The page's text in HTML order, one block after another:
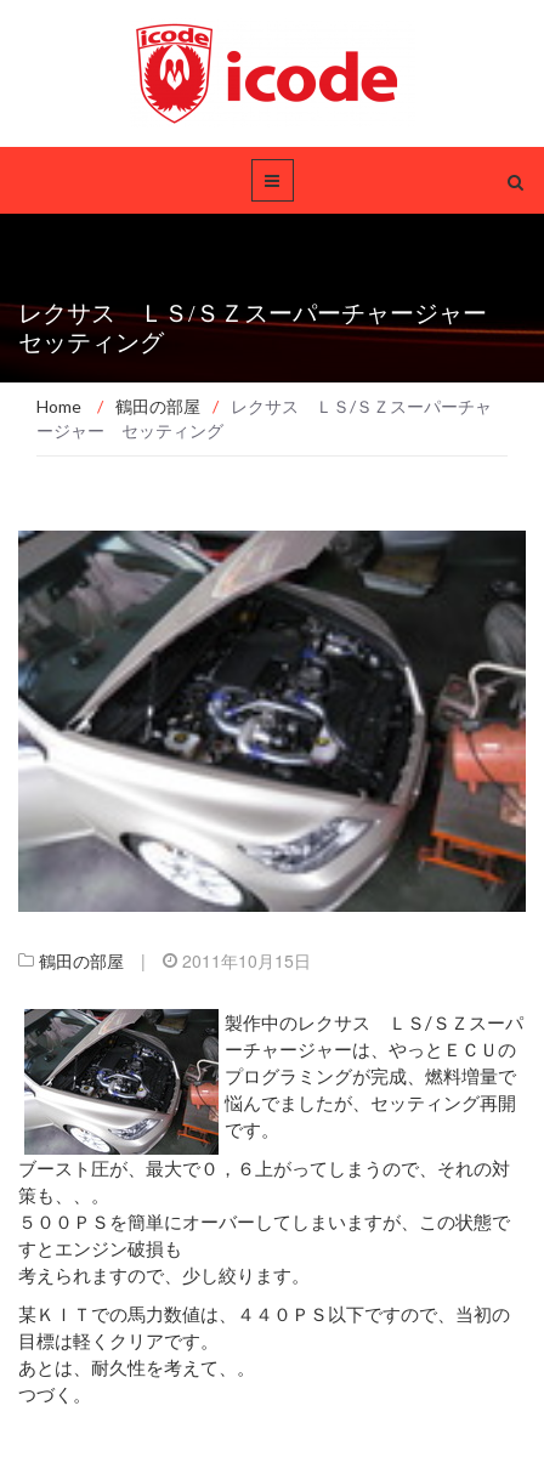
レクサス ＬＳ/ＳＺスーパーチャージャー
セッティング
Home / 鶴田の部屋 /
レクサス ＬＳ/ＳＺスーパーチャ
ージャー セッティング
鶴田の部屋 | 2011年10月15日
製作中のレクサス ＬＳ/ＳＺスーパ
ーチャージャーは、やっとＥＣＵの
プログラミングが完成、燃料増量で
悩んでましたが、セッティング再開
です。
ブースト圧が、最大で０，６上がってしまうので、それの対
策も、、。
５００ＰＳを簡単にオーバーしてしまいますが、この状態で
すとエンジン破損も
考えられますので、少し絞ります。
某ＫＩＴでの馬力数値は、４４０ＰＳ以下ですので、当初の
目標は軽くクリアです。
あとは、耐久性を考えて、。
つづく。